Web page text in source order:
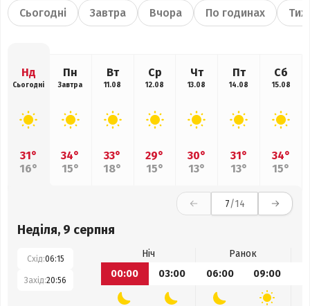
Сьогодні Завтра Вчора По годинах
Нд
Сьогодні
31°
16°
Пн
Завтра
34°
15°
Вт
11.08
33°
18°
Ср
12.08
29°
15°
Чт
13.08
30°
13°
Пт
14.08
31°
13°
Сб
15.08
34°
15°
7/14
Неділя, 9 серпня
Схід:06:15
Захід:20:56
Ніч
Ранок
00:00
03:00 06:00 09:00